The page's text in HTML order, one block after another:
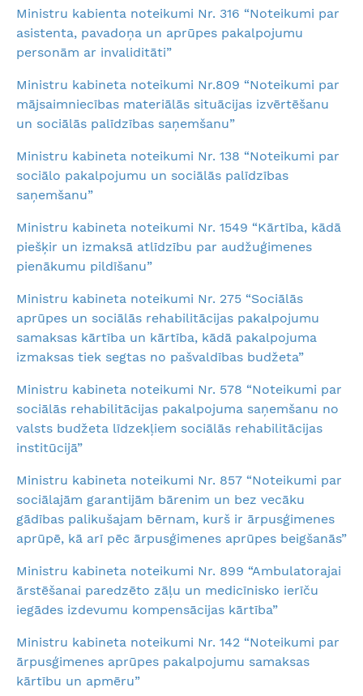
Ministru kabienta noteikumi Nr. 316 “Noteikumi par
asistenta, pavadoņa un aprūpes pakalpojumu
personām ar invaliditāti”
Ministru kabineta noteikumi Nr.809 “Noteikumi par
mājsaimniecības materiālās situācijas izvērtēšanu
un sociālās palīdzības saņemšanu”
Ministru kabineta noteikumi Nr. 138 “Noteikumi par
sociālo pakalpojumu un sociālās palīdzības
saņemšanu”
Ministru kabineta noteikumi Nr. 1549 “Kārtība, kādā
piešķir un izmaksā atlīdzību par audžuģimenes
pienākumu pildīšanu”
Ministru kabineta noteikumi Nr. 275 “Sociālās
aprūpes un sociālās rehabilitācijas pakalpojumu
samaksas kārtība un kārtība, kādā pakalpojuma
izmaksas tiek segtas no pašvaldības budžeta”
Ministru kabineta noteikumi Nr. 578 “Noteikumi par
sociālās rehabilitācijas pakalpojuma saņemšanu no
valsts budžeta līdzekļiem sociālās rehabilitācijas
institūcijā”
Ministru kabineta noteikumi Nr. 857 “Noteikumi par
sociālajām garantijām bārenim un bez vecāku
gādības palikušajam bērnam, kurš ir ārpusģimenes
aprūpē, kā arī pēc ārpusģimenes aprūpes beigšanās”
Ministru kabineta noteikumi Nr. 899 “Ambulatorajai
ārstēšanai paredzēto zāļu un medicīnisko ierīču
iegādes izdevumu kompensācijas kārtība”
Ministru kabineta noteikumi Nr. 142 “Noteikumi par
ārpusģimenes aprūpes pakalpojumu samaksas
kārtību un apmēru”